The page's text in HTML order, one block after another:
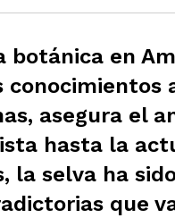
botánica en
conocimientos
asegura el
hasta la
la selva ha
que